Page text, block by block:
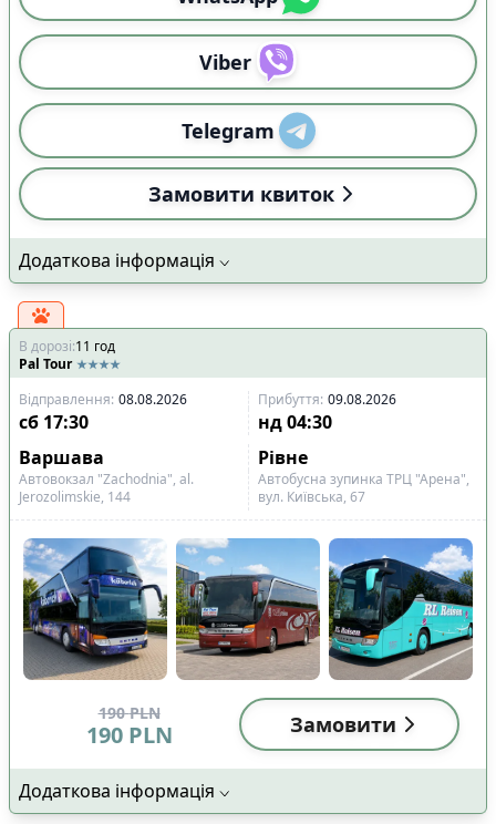
Viber
Telegram
Замовити квиток
Додаткова інформація
В дорозі:11 год
Pal Tour
Відправлення: 08.08.2026 Прибуття: 09.08.2026
сб 17:30 нд 04:30
Варшава
Рівне
Автовокзал "Zachodnia", al.
Jerozolimskie, 144
Автобусна зупинка ТРЦ "Арена",
вул. Київська, 67
190 PLN
190 PLN Замовити
Додаткова інформація